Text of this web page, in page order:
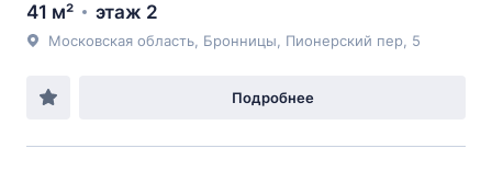
41 м² этаж 2
Московская область, Бронницы, Пионерский пер, 5
Подробнее